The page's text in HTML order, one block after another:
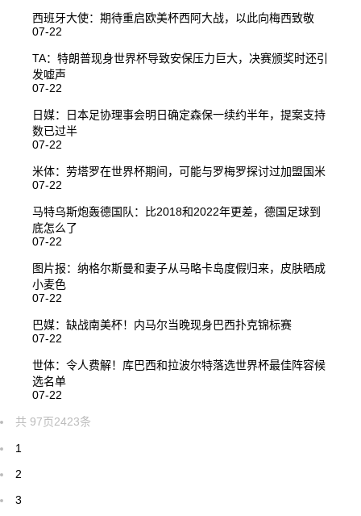
西班牙大使：期待重启欧美杯西阿大战，以此向梅西致敬
07-22
TA：特朗普现身世界杯导致安保压力巨大，决赛颁奖时还引
发嘘声
07-22
日媒：日本足协理事会明日确定森保一续约半年，提案支持
数已过半
07-22
米体：劳塔罗在世界杯期间，可能与罗梅罗探讨过加盟国米
07-22
马特乌斯炮轰德国队：比2018和2022年更差，德国足球到
底怎么了
07-22
图片报：纳格尔斯曼和妻子从马略卡岛度假归来，皮肤晒成
小麦色
07-22
巴媒：缺战南美杯！内马尔当晚现身巴西扑克锦标赛
07-22
世体：令人费解！库巴西和拉波尔特落选世界杯最佳阵容候
选名单
07-22
共 97页2423条
1
2
3